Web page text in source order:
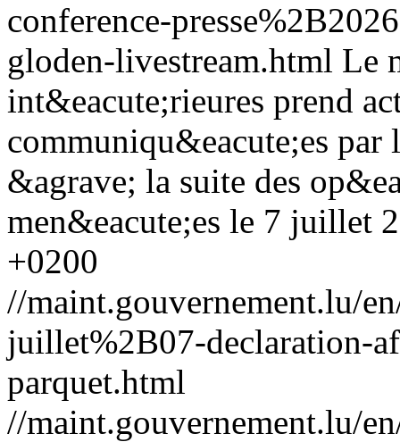
conference-
gloden-livestream.html Le
int&eacute;rieures prend
communiqu&eacute;es
&agrave; la suite des
men&eacute;es le 7 juillet
+0200
//maint.gouvernement.lu/
juillet%2B07-declaration-
parquet.html
//maint.gouvernement.lu/